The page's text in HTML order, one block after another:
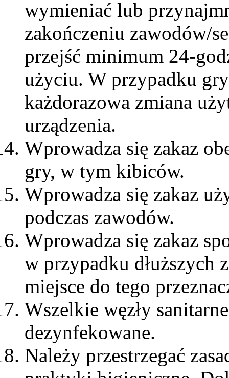
wymieniać lub
zakończeniu zawodów/
przejść minimum 24-
użyciu. W przypadku
każdorazowa zmiana
urządzenia.
Wprowadza się zakaz
gry, w tym kibiców.
Wprowadza się zakaz
podczas zawodów.
Wprowadza się zakaz
w przypadku dłuższych
miejsce do tego
Wszelkie węzły
dezynfekowane.
Należy przestrzegać